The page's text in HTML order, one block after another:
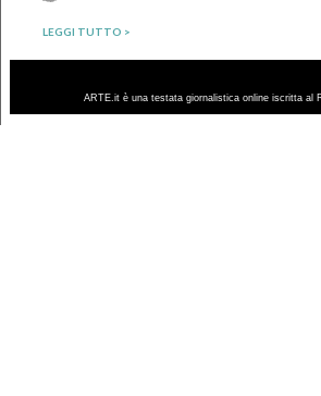
LEGGI TUTTO >
ARTE.it è una testata giornalistica online iscritta al